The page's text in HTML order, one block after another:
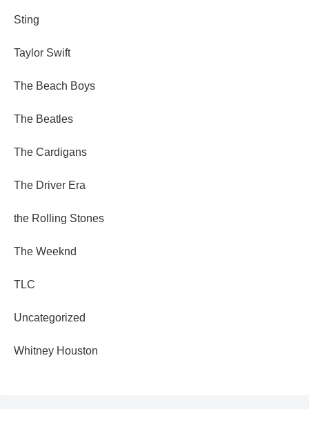
Sting
Taylor Swift
The Beach Boys
The Beatles
The Cardigans
The Driver Era
the Rolling Stones
The Weeknd
TLC
Uncategorized
Whitney Houston